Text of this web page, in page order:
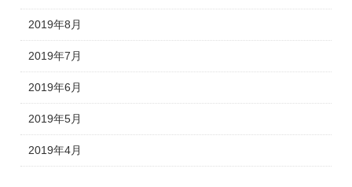
2019年8月
2019年7月
2019年6月
2019年5月
2019年4月